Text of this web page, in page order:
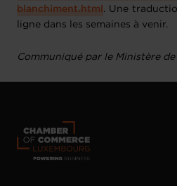
blanchiment.html . Une
ligne dans les semaines à venir.
Communiqué par le Ministère